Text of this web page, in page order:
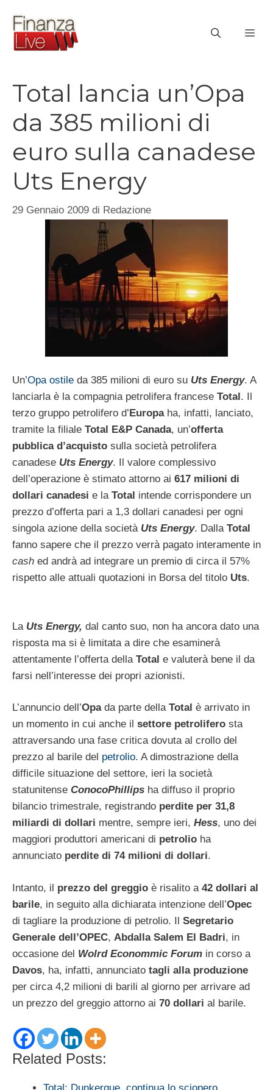
contenuto
Total lancia un’Opa
da 385 milioni di
euro sulla canadese
Uts Energy
29 Gennaio 2009 di Redazione
Un’Opa ostile da 385 milioni di euro su Uts Energy. A
lanciarla è la compagnia petrolifera francese Total . Il
terzo gruppo petrolifero d’ Europaha, infatti, lanciato,
tramite la filiale Total E&P Canada, un’offerta
pubblica d’acquisto sulla società petrolifera
canadese Uts Energy. Il valore complessivo
dell’operazione è stimato attorno ai 617 milioni di
dollari canadesi e la Total intende corrispondere un
prezzo d’offerta pari a 1,3 dollari canadesi per ogni
singola azione della società Uts Energy. Dalla Total
fanno sapere che il prezzo verrà pagato interamente in
cash ed andrà ad integrare un premio di circa il 57%
rispetto alle attuali quotazioni in Borsa del titolo Uts.
La Uts Energy, dal canto suo, non ha ancora dato una
risposta ma si è limitata a dire che esaminerà
attentamente l’offerta della Total e valuterà bene il da
farsi nell’interesse dei propri azionisti.
L’annuncio dell’Opada parte della Total è arrivato in
un momento in cui anche il settore petrolifero sta
attraversando una fase critica dovuta al crollo del
prezzo al barile del petrolio. A dimostrazione della
difficile situazione del settore, ieri la società
statunitense ConocoPhillips ha diffuso il proprio
bilancio trimestrale, registrando perdite per 31,8
miliardi di dollari mentre, sempre ieri, Hess, uno dei
maggiori produttori americani di petrolio ha
annunciato perdite di 74 milioni di dollari.
Intanto, il prezzo del greggio è risalito a 42 dollari al
barile, in seguito alla dichiarata intenzione dell’Opec
di tagliare la produzione di petrolio. Il Segretario
Generale dell’OPEC, Abdalla Salem El Badri, in
occasione del Wolrd Econommic Forum in corso a
Davos, ha, infatti, annunciato tagli alla produzione
per circa 4,2 milioni di barili al giorno per arrivare ad
un prezzo del greggio attorno ai 70 dollari al barile.
Related Posts: